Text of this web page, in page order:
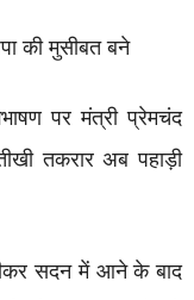
की मुसीबत बने
पर मंत्री प्रेमचंद
तकरार अब पहाड़ी
सदन में आने के बाद